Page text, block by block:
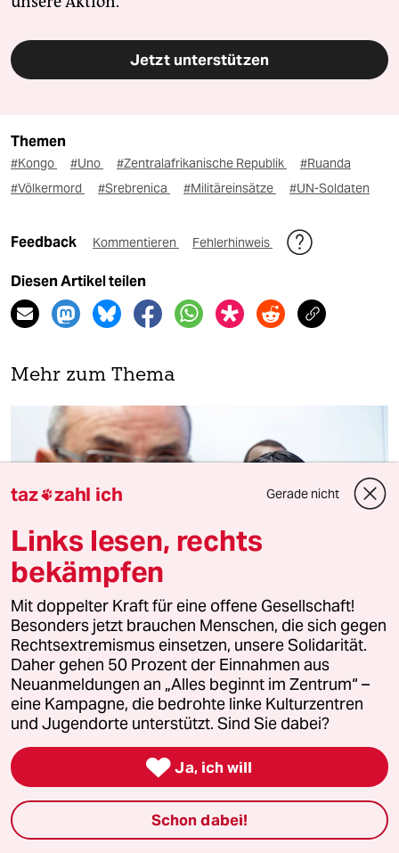
Jetzt unterstützen
Themen
#Kongo #Uno #Zentralafrikanische Republik
#Ruanda
#Völkermord
#Srebrenica #Militäreinsätze #UN-Soldaten
Feedback Kommentieren Fehlerhinweis
Diesen Artikel teilen
Mehr zum Thema
Ruander verklagen Belgiens Regierung
„Offensichtlich krimineller“ Befehl
Völkermordüberlebende aus Ruanda verklagen Belgiens
Regierung. Es geht um den Abzug von Blauhelmen vor
einem Massaker im Jahr 1994.
Von François Misser
taz zahl ich Gerade nicht
Links lesen, rechts
bekämpfen
Mit doppelter Kraft für eine offene Gesellschaft!
Besonders jetzt brauchen Menschen, die sich gegen
Rechtsextremismus einsetzen, unsere Solidarität.
Daher gehen 50 Prozent der Einnahmen aus
Neuanmeldungen an „Alles beginnt im Zentrum“ –
eine Kampagne, die bedrohte linke Kulturzentren
und Jugendorte unterstützt. Sind Sie dabei?
 Ja, ich will
Schon dabei!